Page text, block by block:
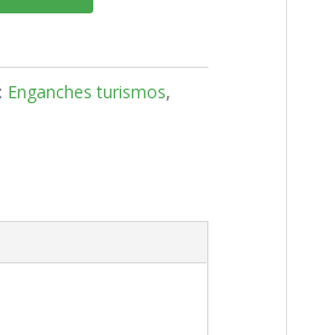
Enganches turismos,